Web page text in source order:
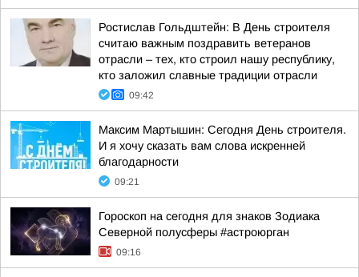
Ростислав Гольдштейн: В День строителя
считаю важным поздравить ветеранов
отрасли – тех, кто строил нашу республику,
кто заложил славные традиции отрасли
09:42
Максим Мартышин: Сегодня День строителя.
И я хочу сказать вам слова искренней
благодарности
09:21
Гороскоп на сегодня для знаков Зодиака
Северной полусферы #астроюрган
09:16